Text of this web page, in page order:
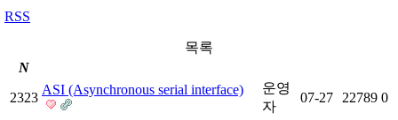
RSS
목록
N
2323
ASI (Asynchronous serial interface)
운영
자
07-27 22789 0